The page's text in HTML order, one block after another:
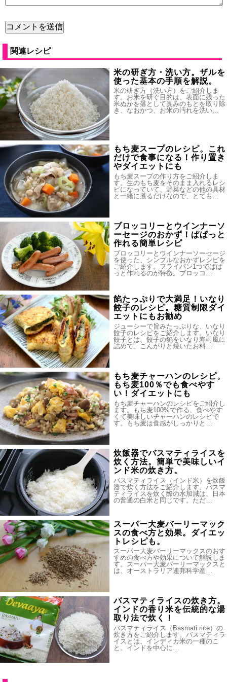
関連レシピ
米の研ぎ方・洗い方。ザルを
使った基本の手順を解説。
米の研ぎ方（洗い方）をご紹介しま
す。お米を研ぐ目的は、表面に残った
米ぬかを落として臭みのもとを取り除
き、なおかつ、お米の汚れを洗い…
もち麦スープのレシピ。これ
だけで食事になる！作り置き
やダイエットにも
もち麦スープの作り方をご紹介しま
す。生のもち麦をそのまま入れるレシ
ピになっていて、野菜などの他の具材
と一緒に煮るだけなので、とても…
ブロッコリーとウインナーソ
ーセージのおかず！ぱぱっと
作れる簡単レシピ
ブロッコリーとウインナーソーセージ
を使った、シンプルなおかずレシピを
ご紹介します。フライパン1つでぱぱ
っと作れるのが特徴。ブロッコ…
餡たっぷりで大満足！いなり
餃子のレシピ。糖質制限ダイ
エットにもお勧め
ジューシーで旨みたっぷりな、いなり
餃子のレシピをご紹介します。いなり
餃子とは、餃子の餡をいなり寿司風に
詰めて、こんがりと焼いたお料…
もち麦チャーハンのレシピ。
もち麦100％でも食べやす
い！ダイエットにも
もち麦チャーハンのレシピをご紹介し
ます。もち麦100%で作る、食べやす
くて美味しいチャーハンのレシピで
す。もち麦は食感がしっかりと…
炊飯器でバスマティライスを
炊く方法。簡単で美味しいイ
ンド米の炊き方。
バスマティライス（インド米）を炊飯
器で炊く方法をご紹介します。バスマ
ティライスを炊く際の水加減は、日本
の普通の白米と同じです。ただ…
スーパー大麦バーリーマック
スの食べ方と効果。ダイエッ
トレシピも。
スーパー大麦バーリーマックスのおす
すめの食べ方や効果について解説しま
す。スーパー大麦バーリーマックスと
は、オーストラリア連邦科学産…
バスマティライスの炊き方。
インドの香り米を伝統的な湯
取り法で炊く！
バスマティライス（Basmati rice）の
炊き方をご紹介します。バスマティラ
イスとは、インディカ米の一種のこ
と。インドを中心に…